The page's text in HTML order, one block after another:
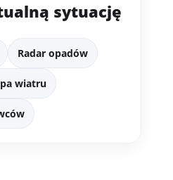
sytuację
Radar opadów
wiatru